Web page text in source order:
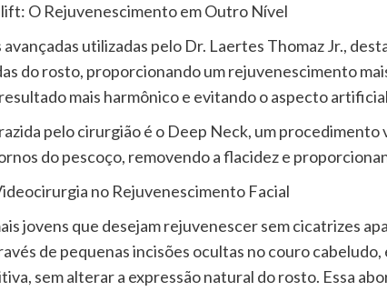
O Rejuvenescimento em Outro Nível
utilizadas pelo Dr. Laertes Thomaz Jr.,
do rosto, proporcionando um rejuvenescimento
mais harmônico e evitando o aspecto
pelo cirurgião é o Deep Neck, um
do pescoço, removendo a flacidez e
no Rejuvenescimento Facial
jovens que desejam rejuvenescer sem cicatrizes
de pequenas incisões ocultas no couro
sem alterar a expressão natural do rosto. Essa